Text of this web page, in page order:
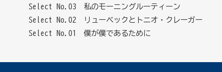
Select No.03 私のモーニングルーティーン
Select No.02 リューベックとトニオ・クレーガー
Select No.01 僕が僕であるために